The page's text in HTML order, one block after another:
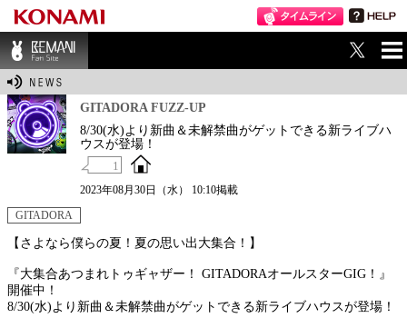
BEMANI Fan Sit
GITADORA FUZZ-UP
8/30(水)より新曲＆未解禁曲がゲットできる新ライブハ
ウスが登場！
1
2023年08月30日（水） 10:10掲載
GITADORA
【さよなら僕らの夏！夏の思い出大集合！】
『大集合あつまれトゥギャザー！ GITADORAオールスターGIG！』
開催中！
8/30(水)より新曲＆未解禁曲がゲットできる新ライブハウスが登場！